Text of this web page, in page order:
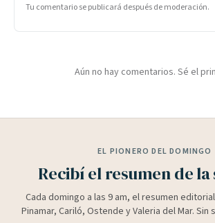
Tu comentario se publicará después de moderación.
Aún no hay comentarios. Sé el
EL PIONERO DEL DOMINGO
Recibí el resumen de la
Cada domingo a las 9 am, el resumen
Pinamar, Cariló, Ostende y Valeria del Mar. Sin